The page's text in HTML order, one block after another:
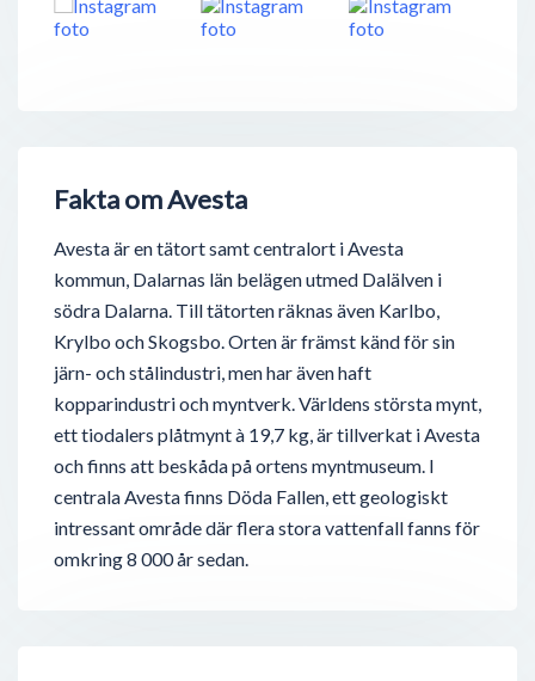
Fakta om Avesta
Avesta är en tätort samt centralort i Avesta
kommun, Dalarnas län belägen utmed Dalälven i
södra Dalarna. Till tätorten räknas även Karlbo,
Krylbo och Skogsbo. Orten är främst känd för sin
järn- och stålindustri, men har även haft
kopparindustri och myntverk. Världens största mynt,
ett tiodalers plåtmynt à 19,7 kg, är tillverkat i Avesta
och finns att beskåda på ortens myntmuseum. I
centrala Avesta finns Döda Fallen, ett geologiskt
intressant område där flera stora vattenfall fanns för
omkring 8 000 år sedan.